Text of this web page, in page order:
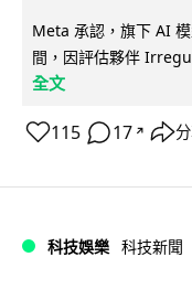
Meta 承認，旗下 AI
間，因評估夥伴
全文
115 17 ↗
科技娛樂 科技新聞